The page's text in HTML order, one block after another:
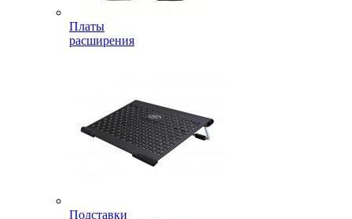
Платы
расширения
Подставки